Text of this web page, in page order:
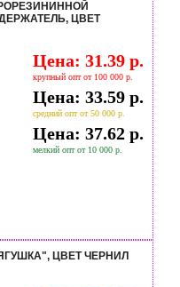
ЦВЕТ
Цена: 31.39 р.
крупный опт от 100 000 р.
Цена: 33.59 р.
средний опт от 50 000 р.
Цена: 37.62 р.
мелкий опт от 10 000 р.
ЦВЕТ ЧЕРНИЛ